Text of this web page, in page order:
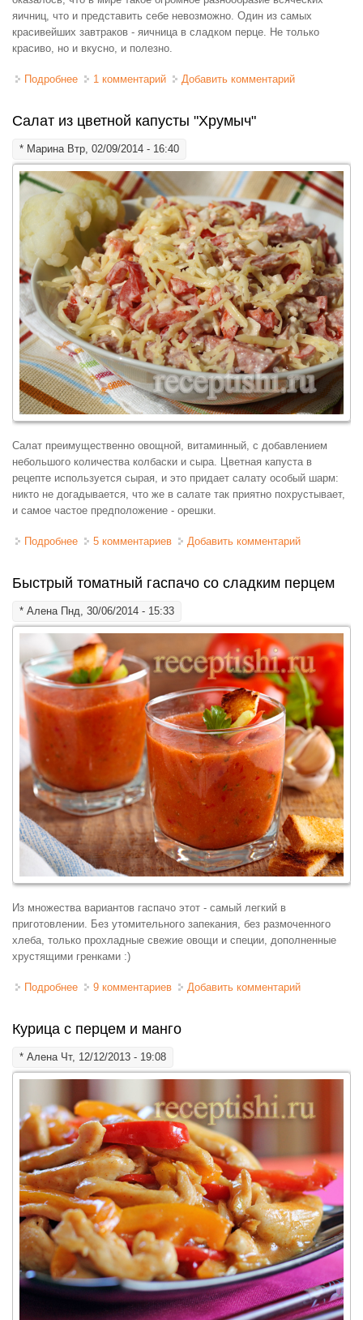
яичниц, что и представить себе невозможно. Один из самых
красивейших завтраков - яичница в сладком перце. Не только
красиво, но и вкусно, и полезно.
Подробнее о Яичница в сладком перце
1 комментарий Добавить комментарий
Салат из цветной капусты "Хрумыч"
* МаринаВтр, 02/09/2014 - 16:40
Салат преимущественно овощной, витаминный, с добавлением
небольшого количества колбаски и сыра. Цветная капуста в
рецепте используется сырая, и это придает салату особый шарм:
никто не догадывается, что же в салате так приятно похрустывает,
и самое частое предположение - орешки.
Подробнее о Салат из цветной капусты "Хрумыч"
5 комментариев Добавить комментарий
Быстрый томатный гаспачо со сладким перцем
* АленаПнд, 30/06/2014 - 15:33
Из множества вариантов гаспачо этот - самый легкий в
приготовлении. Без утомительного запекания, без размоченного
хлеба, только прохладные свежие овощи и специи, дополненные
хрустящими гренками :)
Подробнее о Быстрый томатный гаспачо со сладким перцем
9 комментариев Добавить комментарий
Курица с перцем и манго
* АленаЧт, 12/12/2013 - 19:08